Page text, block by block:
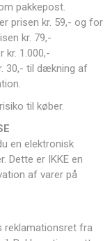
pakkepost.
prisen kr. 59,- og for
kr. 79,-
kr. 1.000,-
30,- til dækning af
til køber.
en elektronisk
Dette er IKKE en
af varer på
reklamationsret fra